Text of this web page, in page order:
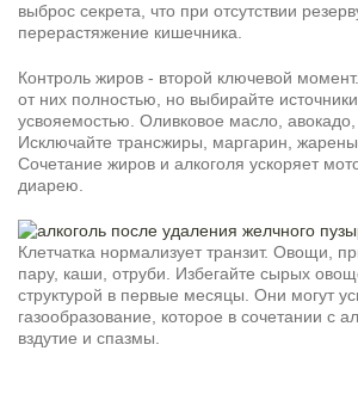
выброс секрета, что при отсутствии
перерастяжение кишечника.
Контроль жиров - второй ключевой
от них полностью, но выбирайте источники
усвояемостью. Оливковое масло,
Исключайте трансжиры, маргарин,
Сочетание жиров и алкоголя ускоряет
диарею.
Клетчатка нормализует транзит. Овощи,
пару, каши, отруби. Избегайте сырых
структурой в первые месяцы. Они могут
газообразование, которое в сочетании с
вздутие и спазмы.